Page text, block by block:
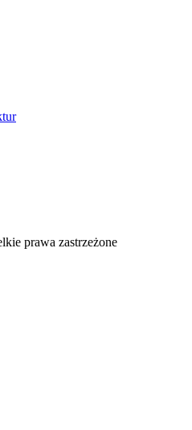
prawa zastrzeżone